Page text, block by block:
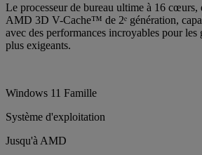
Le processeur de bureau ultime à 16 cœurs,
AMD 3D V-Cache™ de 2ᵉ génération,
avec des performances incroyables pour les
plus exigeants.
Windows 11 Famille
Système d'exploitation
Jusqu'à AMD